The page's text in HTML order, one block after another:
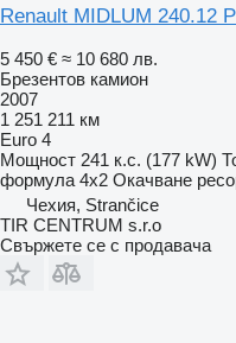
Renault MIDLUM 240.12
5 450 € ≈ 10 680 лв.
Брезентов камион
2007
1 251 211 км
Euro 4
Мощност 241 к.с. (177 kW)
формула 4x2 Окачване
Чехия, Strančice
TIR CENTRUM s.r.o
Свържете се с продавача